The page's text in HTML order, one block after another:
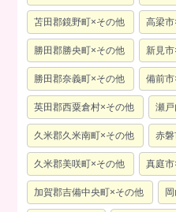
苫田郡鏡野町×その他 高梁
勝田郡勝央町×その他 新見
勝田郡奈義町×その他 備前
英田郡西粟倉村×その他 瀬
久米郡久米南町×その他 赤
久米郡美咲町×その他 真庭
加賀郡吉備中央町×その他